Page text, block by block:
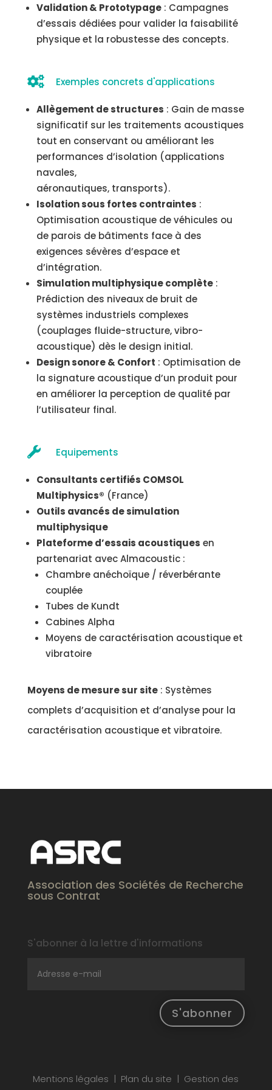
Validation & Prototypage: Campagnes
d’essais dédiées pour valider la faisabilité
physique et la robustesse des concepts.
 Exemples concrets d'applications
Allègement de structures : Gain de masse
significatif sur les traitements acoustiques
tout en conservant ou améliorant les
performances d’isolation (applications
navales,
aéronautiques, transports).
Isolation sous fortes contraintes :
Optimisation acoustique de véhicules ou
de parois de bâtiments face à des
exigences sévères d’espace et
d’intégration.
Simulation multiphysique complète:
Prédiction des niveaux de bruit de
systèmes industriels complexes
(couplages fluide-structure, vibro-
acoustique) dès le design initial.
Design sonore & Confort : Optimisation de
la signature acoustique d’un produit pour
en améliorer la perception de qualité par
l’utilisateur final.
 Equipements
Consultants certifiés COMSOL
Multiphysics® (France)
Outils avancés de simulation
multiphysique
Plateforme d’essais acoustiques en
partenariat avec Almacoustic :
Chambre anéchoïque / réverbérante
couplée
Tubes de Kundt
Cabines Alpha
Moyens de caractérisation acoustique et
vibratoire
Moyens de mesure sur site: Systèmes
complets d’acquisition et d’analyse pour la
caractérisation acoustique et vibratoire.
Association des Sociétés de Recherche
sous Contrat
S'abonner à la lettre d'informations
S'abonner
Mentions légales | Plan du site | Gestion des